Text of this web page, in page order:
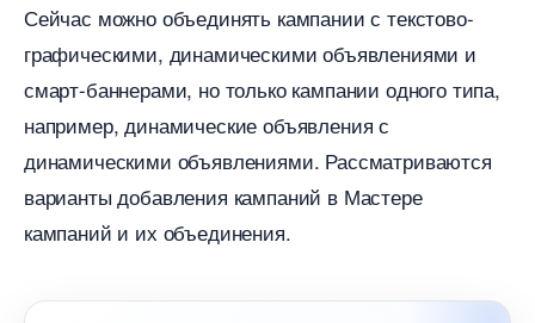
Сейчас можно объединять кампании с текстово-
рафическими, динамическими объявлениями и
смарт-баннерами, но только кампании одного типа,
например, динамические объявления с
динамическими объявлениями. Рассматриваются
арианты добавления кампаний в Мастере
кампаний и их объединения.